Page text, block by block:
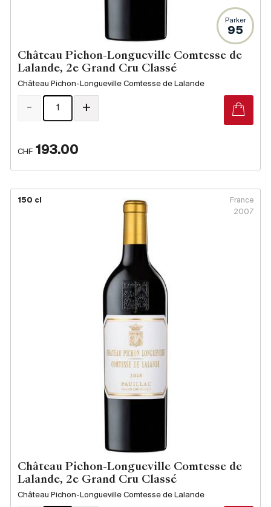
Parker
95
Château Pichon-Longueville Comtesse de
Lalande, 2e Grand Cru Classé
Château Pichon-Longueville Comtesse de Lalande
CHF 193.00
- +
150 cl
France
2007
Château Pichon-Longueville Comtesse de
Lalande, 2e Grand Cru Classé
Château Pichon-Longueville Comtesse de Lalande